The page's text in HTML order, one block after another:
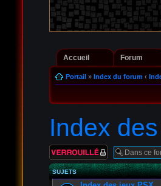
Accueil Forum
Portail» Index du forum ‹
Index
Forum verrouillé
SUJETS